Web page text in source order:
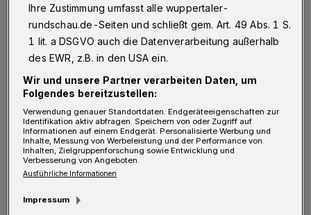
jedem Zug-Antrag geprüft werden muss, ob
die Corona-Regeln eingehalten werden
(können).
Stadtdirektor Johannes Slawig als Leiter des
Wuppertaler Corona-Krisenstabes fand klare
Worte für diesen Schlingerkurs, der nun – so
Slawig – „den Kommunen den Schwarzen
Peter zuschiebt“. Der Stadtdirektor: „Ich kann
das nur als Mutlosigkeit des Landes
Ihre Zustimmung umfasst alle wuppertaler-
rundschau.de-Seiten und schließt gem. Art. 49 Abs. 1 S.
1 lit. a DSGVO auch die Datenverarbeitung außerhalb
des EWR, z.B. in den USA ein.
Wir und unsere Partner verarbeiten Daten, um
Folgendes bereitzustellen:
Verwendung genauer Standortdaten. Endgeräteeigenschaften zur
Identifikation aktiv abfragen. Speichern von oder Zugriff auf
Informationen auf einem Endgerät. Personalisierte Werbung und
Inhalte, Messung von Werbeleistung und der Performance von
Inhalten, Zielgruppenforschung sowie Entwicklung und
Verbesserung von Angeboten.
Ausführliche Informationen
Impressum